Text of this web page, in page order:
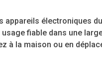
appareils électroniques
fiable dans une
à la maison ou en